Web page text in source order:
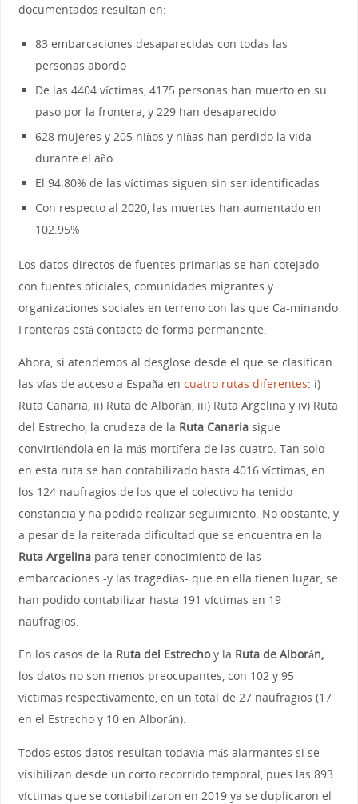
documentados resultan en:
83 embarcaciones desaparecidas con todas las
personas abordo
De las 4404 víctimas, 4175 personas han muerto en su
paso por la frontera, y 229 han desaparecido
628 mujeres y 205 niños y niñas han perdido la vida
durante el año
El 94.80% de las víctimas siguen sin ser identificadas
Con respecto al 2020, las muertes han aumentado en
102.95%
Los datos directos de fuentes primarias se han cotejado
con fuentes oficiales, comunidades migrantes y
organizaciones sociales en terreno con las que Ca-minando
Fronteras está contacto de forma permanente.
Ahora, si atendemos al desglose desde el que se clasifican
las vías de acceso a España en cuatro rutas diferentes: i)
Ruta Canaria, ii) Ruta de Alborán, iii) Ruta Argelina y iv) Ruta
del Estrecho, la crudeza de la Ruta Canariasigue
convirtiéndola en la más mortífera de las cuatro. Tan solo
en esta ruta se han contabilizado hasta 4016 víctimas, en
los 124 naufragios de los que el colectivo ha tenido
constancia y ha podido realizar seguimiento. No obstante, y
a pesar de la reiterada dificultad que se encuentra en la
Ruta Argelina para tener conocimiento de las
embarcaciones -y las tragedias- que en ella tienen lugar, se
han podido contabilizar hasta 191 víctimas en 19
naufragios.
En los casos de la Ruta del Estrechoy la Ruta de Alborán,
los datos no son menos preocupantes, con 102 y 95
víctimas respectívamente, en un total de 27 naufragios (17
en el Estrecho y 10 en Alborán).
Todos estos datos resultan todavía más alarmantes si se
visibilizan desde un corto recorrido temporal, pues las 893
víctimas que se contabilizaron en 2019 ya se duplicaron el